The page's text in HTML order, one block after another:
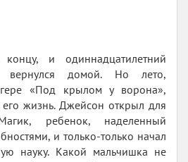
и одиннадцатилетний
вернулся домой. Но лето,
«Под крылом у ворона»,
его жизнь. Джейсон открыл для
ребенок, наделенный
и только-только начал
науку. Какой мальчишка не